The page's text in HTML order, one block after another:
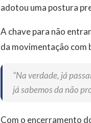
adotou uma postura
A chave para não
da movimentação com
“Na verdade, já
já sabemos da não
Com o encerramento